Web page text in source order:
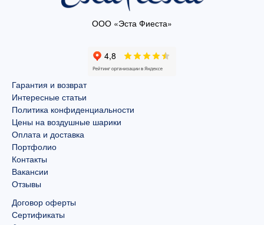
ООО «Эста Фиеста»
Гарантия и возврат
Интересные статьи
Политика конфиденциальности
Цены на воздушные шарики
Оплата и доставка
Портфолио
Контакты
Вакансии
Отзывы
Договор оферты
Сертификаты